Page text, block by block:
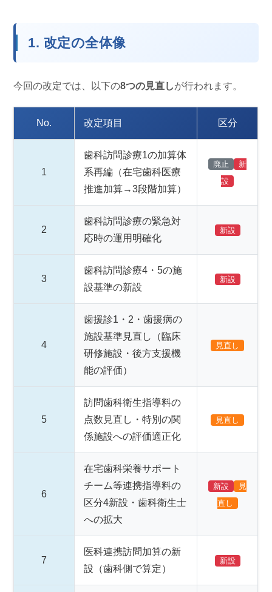
1. 改定の全体像
今回の改定では、以下の8つの見直しが行われます。
No. 改定項目 区分
1
歯科訪問診療1の加算体
系再編（在宅歯科医療
推進加算→3段階加算）
廃止
新
設
2
歯科訪問診療の緊急対
応時の運用明確化
新設
3
歯科訪問診療4・5の施
設基準の新設
新設
4
歯援診1・2・歯援病の
施設基準見直し（臨床
研修施設・後方支援機
能の評価）
見直し
5
訪問歯科衛生指導料の
点数見直し・特別の関
係施設への評価適正化
見直し
6
在宅歯科栄養サポート
チーム等連携指導料の
区分4新設・歯科衛生士
への拡大
新設
見
直し
7
医科連携訪問加算の新
設（歯科側で算定）
新設